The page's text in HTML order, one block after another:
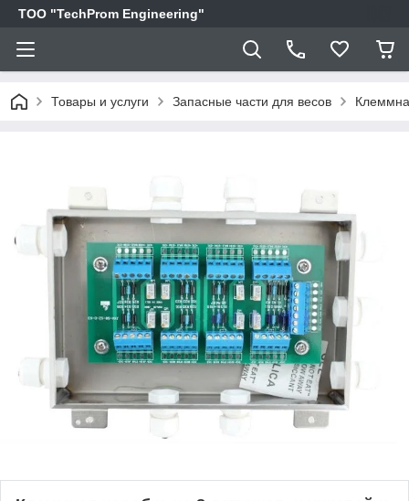
ТОО "TechProm Engineering"
Товары и услуги Запасные части для весов